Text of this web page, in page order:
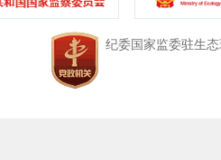
中央纪委国家监委驻生